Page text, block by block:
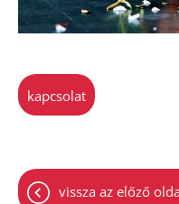
kapcsolat
vissza az előző